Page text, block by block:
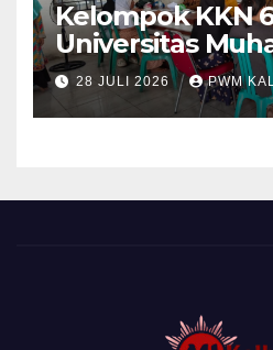
Kelompok KKN
Universitas
Pontianak
Cat Bangunan
Pelayanan
28 JULI 2026 PWM